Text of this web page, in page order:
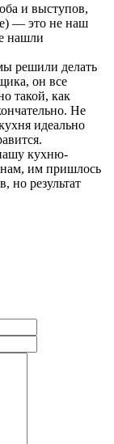
и выступов,
— это не наш
нашли
решили делать
он все
такой, как
Не
идеально
кухню-
им пришлось
но результат